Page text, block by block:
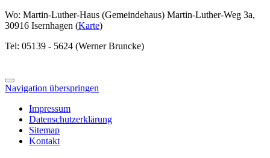
Wo: Martin-Luther-Haus (Gemeindehaus) Martin-Luther-Weg 3a,
30916 Isernhagen (Karte)
Tel: 05139 - 5624 (Werner Bruncke)
Navigation überspringen
Impressum
Datenschutzerklärung
Sitemap
Kontakt